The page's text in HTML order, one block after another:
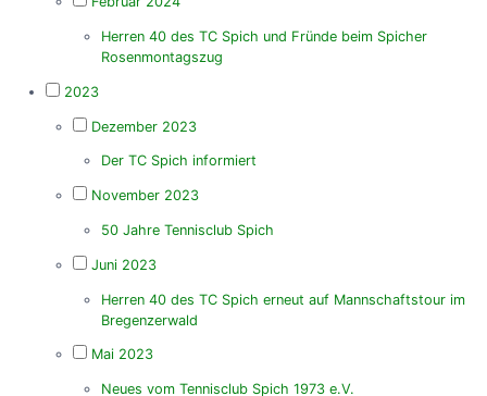
Herren 40 des TC Spich und Fründe beim Spicher
Rosenmontagszug
2023
Dezember 2023
Der TC Spich informiert
November 2023
50 Jahre Tennisclub Spich
Juni 2023
Herren 40 des TC Spich erneut auf Mannschaftstour im
Bregenzerwald
Mai 2023
Neues vom Tennisclub Spich 1973 e.V.